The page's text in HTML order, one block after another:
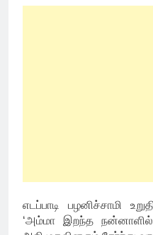
எடப்பாடி பழனிச்சாமி
‘அம்மா இறந்த